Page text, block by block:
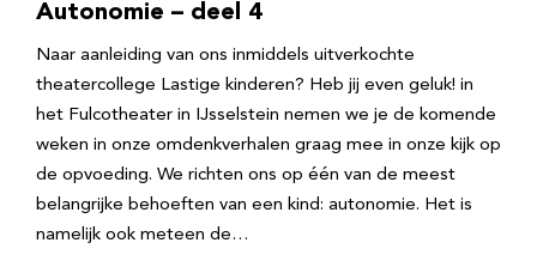
Autonomie – deel 4
Naar aanleiding van ons inmiddels uitverkochte
theatercollege Lastige kinderen? Heb jij even geluk! in
het Fulcotheater in IJsselstein nemen we je de komende
weken in onze omdenkverhalen graag mee in onze kijk op
de opvoeding. We richten ons op één van de meest
belangrijke behoeften van een kind: autonomie. Het is
namelijk ook meteen de…